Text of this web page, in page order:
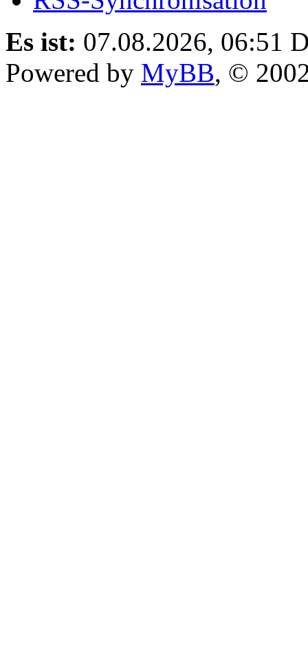
Es ist: 07.08.2026, 06:51
Powered by MyBB, ©